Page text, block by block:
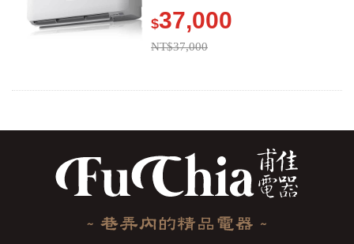
$37,000
NT$37,000